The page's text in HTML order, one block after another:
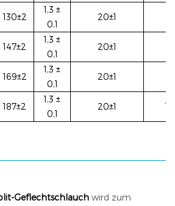
130±2
1,3 ±
0,1
20±1
147±2
1,3 ±
0,1
20±1
169±2
1,3 ±
0,1
20±1
187±2
1,3 ±
0,1
20±1
Geflechtschlauch wird zum